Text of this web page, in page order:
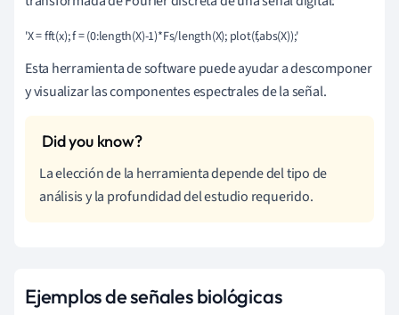
'X = fft(x); f = (0:length(X)-1)*Fs/length(X); plot(f,abs(X));'
Esta herramienta de software puede ayudar a descomponer
y visualizar las componentes espectrales de la señal.
La elección de la herramienta depende del tipo de
análisis y la profundidad del estudio requerido.
Ejemplos de señales biológicas